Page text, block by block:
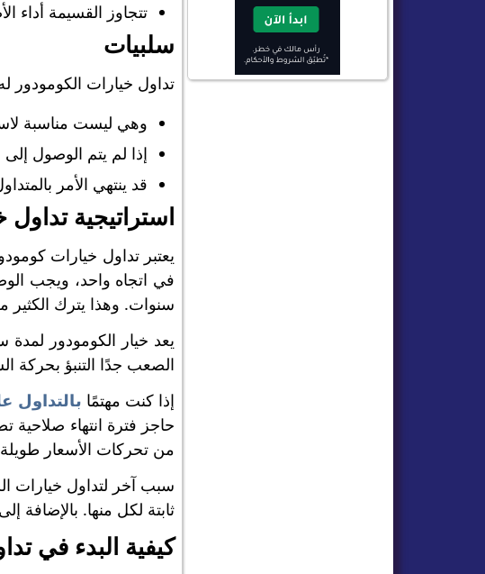
تتجاوز القسيمة أداء
سلبيات
تداول خيارات الكومودور
وهي ليست مناسبة
إذا لم يتم الوصول
قد ينتهي الأمر
استراتيجية
يعتبر تداول خيارات
في اتجاه واحد، ويجب
سنوات. وهذا يترك الكثير
الصعب جدًا التنبؤ بحركة
إذا كنت مهتمًا بالتداول
من تحركات الأسعار
سبب آخر لتداول خيارات
ثابتة لكل منها. بالإضافة
كيفية البدء في